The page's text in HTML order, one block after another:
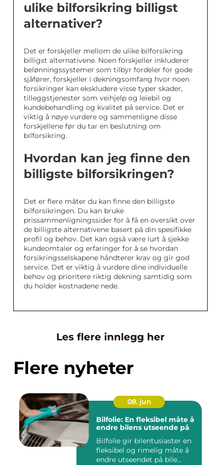
ulike bilforsikring billigst
alternativer?
Det er forskjeller mellom de ulike bilforsikring
billigst alternativene. Noen forskjeller inkluderer
belønningssystemer som tilbyr fordeler for gode
sjåfører, forskjeller i dekningsomfang hvor noen
forsikringer kan ekskludere visse typer skader,
tilleggstjenester som veihjelp og leiebil og
kundebehandling og kvalitet på service. Det er
viktig å nøye vurdere og sammenligne disse
forskjellene før du tar en beslutning om
bilforsikring.
Hvordan kan jeg finne den
billigste bilforsikringen?
Det er flere måter du kan finne den billigste
bilforsikringen. Du kan bruke
prissammenligningssider for å få en oversikt over
de billigste alternativene basert på din spesifikke
profil og behov. Det kan også være lurt å sjekke
kundeomtaler og erfaringer for å se hvordan
forsikringsselskapene håndterer krav og gir god
service. Det er viktig å vurdere dine individuelle
behov og prioritere riktig dekning samtidig som
du holder kostnadene nede.
Les flere innlegg her
Flere nyheter
08. jun
Bilfolie: En fleksibel måte å
endre bilens utseende på
Bilfolie gir bilentusiaster en
fleksibel og rimelig måte å
endre utseendet på bile...